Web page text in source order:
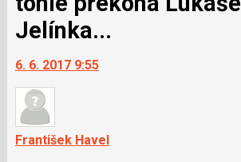
Jelínka...
6. 6. 2017 9:55
František Havel